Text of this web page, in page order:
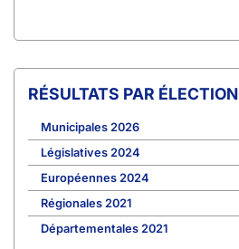
RÉSULTATS PAR ÉLECTION
Municipales 2026
Législatives 2024
Européennes 2024
Régionales 2021
Départementales 2021